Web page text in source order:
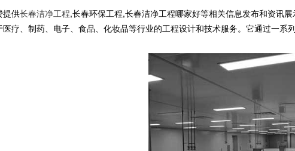
提供长春洁净工程,长春环保工程,长春洁净工程哪家好等相关信息发布和资讯展
疗、制药、电子、食品、化妆品等行业的工程设计和技术服务。它通过一